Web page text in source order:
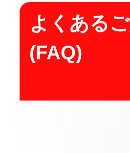
よくある
(FAQ)